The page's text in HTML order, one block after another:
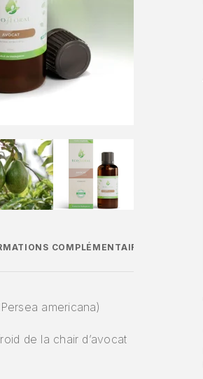
COMPLÉMENTAIRES
americana)
de la chair d’avocat